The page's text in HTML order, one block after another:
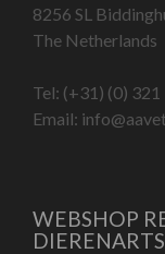
8256 SL
The Netherlands
Tel: (+31) (0) 321
Email:
WEBSHOP